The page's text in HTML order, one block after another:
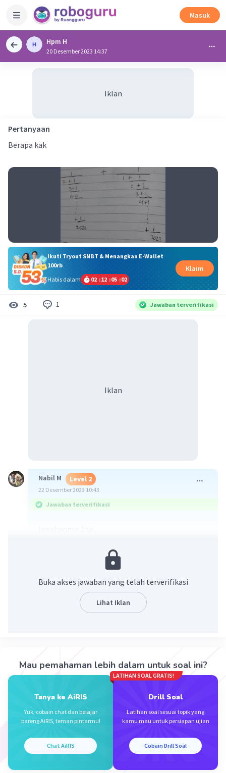
Masuk
Hpm H
20 Desember 2023 14:37
Iklan
Pertanyaan
Berapa kak
Ikuti Tryout SNBT & Menangkan E-Wallet
100rb
Habis dalam
02 :12 :05 :02
Klaim
5 1 Jawaban terverifikasi
Iklan
Nabil M Level 2
22 Desember 2023 10:43
Jawaban terverifikasi
Buka akses jawaban yang telah terverifikasi
Lihat Iklan
Mau pemahaman lebih dalam untuk soal ini?
Tanya ke AiRIS
Yuk, cobain chat dan belajar
bareng AiRIS, teman pintarmu!
Chat AiRIS
LATIHAN SOAL GRATIS!
Drill Soal
Latihan soal sesuai topik yang
kamu mau untuk persiapan ujian
Cobain Drill Soal